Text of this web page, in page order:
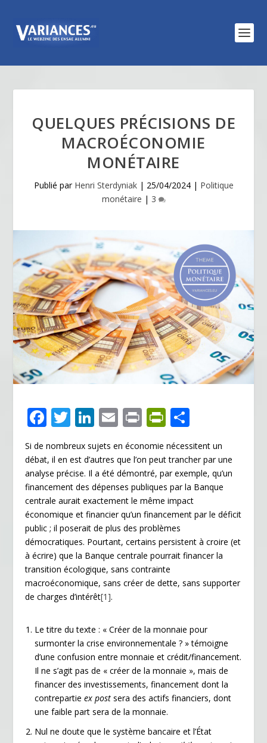
QUELQUES PRÉCISIONS DE
MACROÉCONOMIE
MONÉTAIRE
Publié par Henri Sterdyniak| 25/04/2024| Politique
monétaire | 3
F
ac
e
b
o
o
k
T
itt
er
Li
n
k
e
dI
n
E
m
ai
l
Pr
in
t
Pr
in
tF
ri
e
n
dl
y
ar
ta
g
er
Si de nombreux sujets en économie nécessitent un
débat, il en est d’autres que l’on peut trancher par une
analyse précise. Il a été démontré, par exemple, qu’un
financement des dépenses publiques par la Banque
centrale aurait exactement le même impact
économique et financier qu’un financement par le déficit
public ; il poserait de plus des problèmes
démocratiques. Pourtant, certains persistent à croire (et
à écrire) que la Banque centrale pourrait financer la
transition écologique, sans contrainte
macroéconomique, sans créer de dette, sans supporter
de charges d’intérêt[1].
Le titre du texte : « Créer de la monnaie pour
surmonter la crise environnementale ? » témoigne
d’une confusion entre monnaie et crédit/financement.
Il ne s’agit pas de « créer de la monnaie », mais de
financer des investissements, financement dont la
contrepartieex post sera des actifs financiers, dont
une faible part sera de la monnaie.
Nul ne doute que le système bancaire et l’État